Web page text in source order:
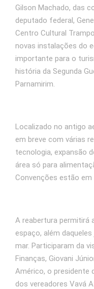
Gilson Machado, das
deputado federal,
Centro Cultural
novas instalações do
importante para o
história da Segunda
Parnamirim.
Localizado no antigo
em breve com várias
tecnologia, expansão
área só para
Convenções estão em
A reabertura permitirá
espaço, além
mar. Participaram da
Finanças, Giovani
Américo, o presidente
dos vereadores Vavá